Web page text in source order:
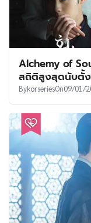
Alchemy of
สถิติสูงสุดนับตั้
BykorseriesOn09/01/